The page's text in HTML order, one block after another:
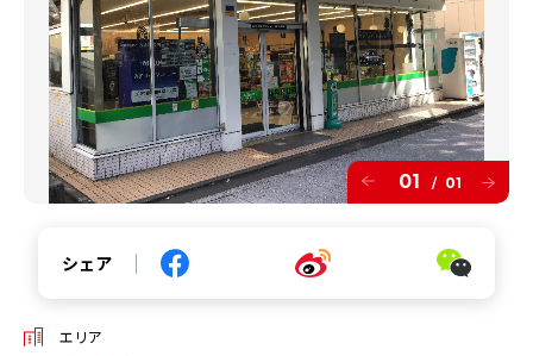
01 / 01
シェア
エリア